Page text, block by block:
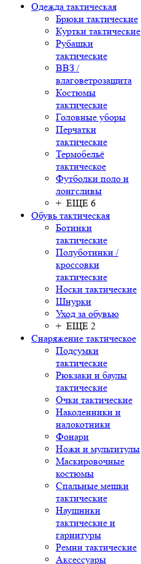
Одежда тактическая
Брюки тактические
Куртки тактические
Рубашки
тактические
ВВЗ /
влаговетрозащита
Костюмы
тактические
Головные уборы
Перчатки
тактические
Термобельё
тактическое
Футболки поло и
лонгсливы
+ ЕЩЕ 6
Обувь тактическая
Ботинки
тактические
Полуботинки /
кроссовки
тактические
Носки тактические
Шнурки
Уход за обувью
+ ЕЩЕ 2
Снаряжение тактическое
Подсумки
тактические
Рюкзаки и баулы
тактические
Очки тактические
Наколенники и
налокотники
Фонари
Ножи и мультитулы
Маскировочные
костюмы
Спальные мешки
тактические
Наушники
тактические и
гарнитуры
Ремни тактические
Аксессуары